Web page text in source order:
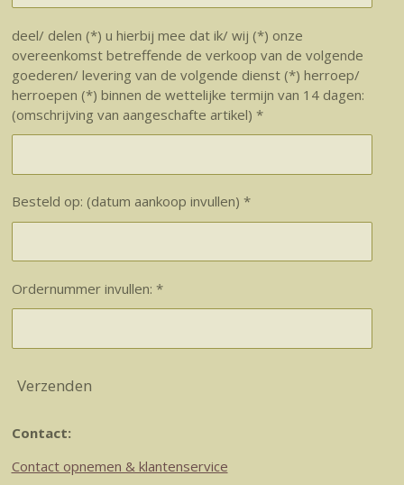
deel/ delen (*) u hierbij mee dat ik/ wij (*) onze
overeenkomst betreffende de verkoop van de volgende
goederen/ levering van de volgende dienst (*) herroep/
herroepen (*) binnen de wettelijke termijn van 14 dagen:
(omschrijving van aangeschafte artikel) *
Besteld op: (datum aankoop invullen) *
Ordernummer invullen: *
Verzenden
Contact:
Contact opnemen & klantenservice